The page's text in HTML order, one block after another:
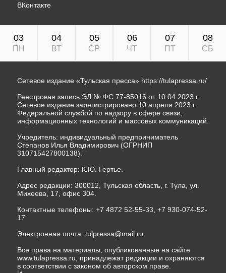
ВКонтакте
03
ПН
04
ВТ
05
СР
06
ЧТ
07
ПТ
08
СБ
Сетевое издание «Тульская пресса» https://tulapressa.ru/
Реестровая запись ЭЛ № ФС 77-85016 от 10.04.2023 г.
Сетевое издание зарегистрировано 10 апреля 2023 г.
Федеральной службой по надзору в сфере связи,
информационных технологий и массовых коммуникаций.
Учредитель: индивидуальный предприниматель
Степанов Илья Владимирович (ОГРНИП
310715427800138).
Главный редактор: К.Ю. Гертье.
Адрес редакции: 300012, Тульская область, г. Тула, ул.
Михеева, 17, офис 304.
Контактные телефоны: +7 4872 52-55-33, +7 930-074-52-
17
Электронная почта: tulpressa@mail.ru
Все права на материалы, опубликованные на сайте
www.tulapressa.ru, принадлежат редакции и охраняются
в соответствии с законом об авторском праве.